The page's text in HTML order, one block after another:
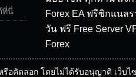
ที่นี่
คัดลอก โดยไม่ได้รับอนุญาติ เว็บไซ